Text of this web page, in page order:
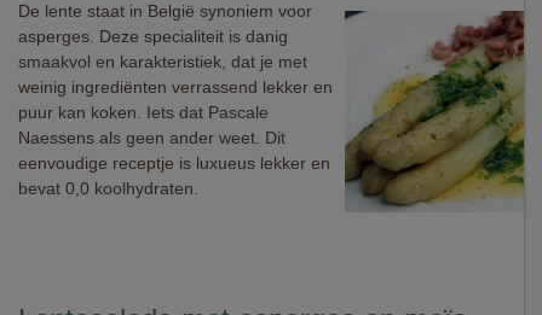
De lente staat in België synoniem voor
asperges. Deze specialiteit is danig
smaakvol en karakteristiek, dat je met
weinig ingrediënten verrassend lekker en
puur kan koken. Iets dat Pascale
Naessens als geen ander weet. Dit
eenvoudige receptje is luxueus lekker en
bevat 0,0 koolhydraten.